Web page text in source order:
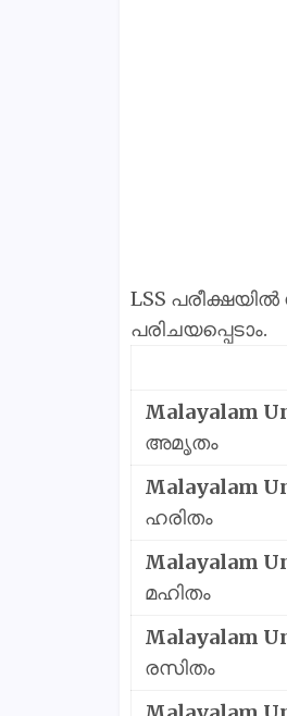
LSS
പരിചയപ്പെടാം.
Malayalam
അമൃതം
Malayalam
ഹരിതം
Malayalam
മഹിതം
Malayalam
രസിതം